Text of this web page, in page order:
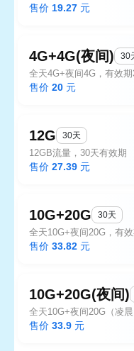
售价 19.27 元
4G+4G(夜间) 30
全天4G+夜间4G，有效期
售价 20 元
12G 30天
12GB流量，30天有效期
售价 27.39 元
10G+20G 30天
全天10G+夜间20G，有
售价 33.82 元
10G+20G(夜间)
全天10G+夜间20G（凌
售价 33.9 元